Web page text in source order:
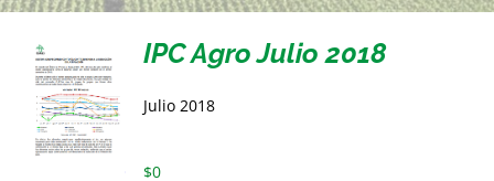
IPC Agro Julio 2018
Julio 2018
$0